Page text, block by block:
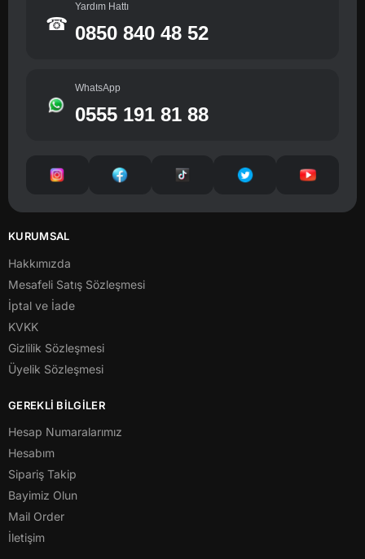
☎
Yardım Hattı
0850 840 48 52
WhatsApp
0555 191 81 88
KURUMSAL
Hakkımızda
Mesafeli Satış Sözleşmesi
İptal ve İade
KVKK
Gizlilik Sözleşmesi
Üyelik Sözleşmesi
GEREKLİ BİLGİLER
Hesap Numaralarımız
Hesabım
Sipariş Takip
Bayimiz Olun
Mail Order
İletişim